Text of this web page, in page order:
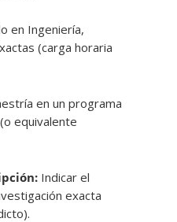
en Ingeniería,
(carga horaria
en un programa
equivalente
Indicar el
exacta